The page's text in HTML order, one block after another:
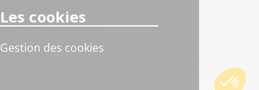
Les cookies
Gestion des cookies